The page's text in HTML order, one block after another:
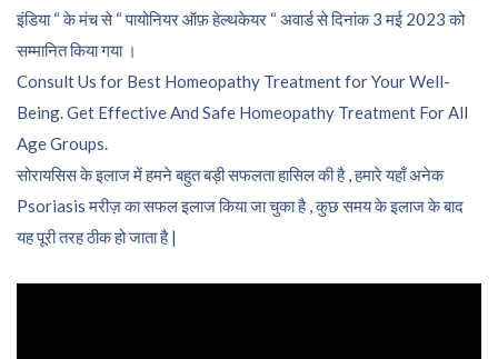
इंडिया “ के मंच से “ पायोनियर ऑफ़ हेल्थकेयर “ अवार्ड से दिनांक 3 मई 2023 को
सम्मानित किया गया ।
Consult Us for Best Homeopathy Treatment for Your Well-
Being. Get Effective And Safe Homeopathy Treatment For All
Age Groups.
सोरायसिस के इलाज में हमने बहुत बड़ी सफलता हासिल की है , हमारे यहाँ अनेक
Psoriasis मरीज़ का सफल इलाज किया जा चुका है , कुछ समय के इलाज के बाद
यह पूरी तरह ठीक हो जाता है |